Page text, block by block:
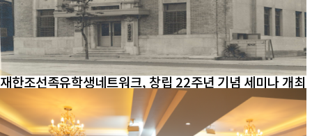
재한조선족유학생네트워크, 창립 22주년 기념 세미나 개최